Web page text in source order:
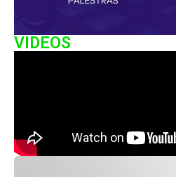
VIDEOS